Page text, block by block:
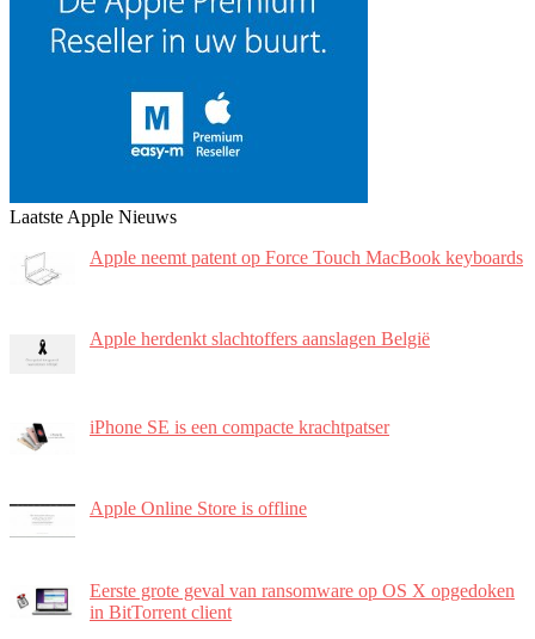
Laatste Apple Nieuws
Apple neemt patent op Force Touch MacBook keyboards
Apple herdenkt slachtoffers aanslagen België
iPhone SE is een compacte krachtpatser
Apple Online Store is offline
Eerste grote geval van ransomware op OS X opgedoken
in BitTorrent client